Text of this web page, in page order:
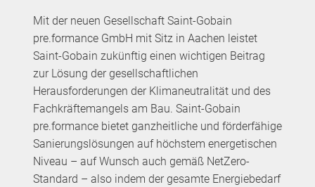
Mit der neuen Gesellschaft Saint-Gobain
pre.formance GmbH mit Sitz in Aachen leistet
Saint-Gobain zukünftig einen wichtigen Beitrag
zur Lösung der gesellschaftlichen
Herausforderungen der Klimaneutralität und des
Fachkräftemangels am Bau. Saint-Gobain
pre.formance bietet ganzheitliche und förderfähige
Sanierungslösungen auf höchstem energetischen
Niveau – auf Wunsch auch gemäß NetZero-
Standard – also indem der gesamte Energiebedarf